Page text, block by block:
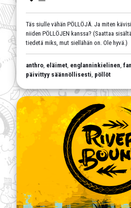
Täs siulle vähän PÖLLÖJÄ. Ja miten
niiden PÖLLÖJEN kanssa? (Saattaa
tiedetä miks, mut siellähän on. Ole hyvä.)
anthro, eläimet, englanninkielinen,
päivittyy säännöllisesti, pöllöt